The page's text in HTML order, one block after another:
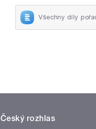
Všechny díly
Český rozhlas